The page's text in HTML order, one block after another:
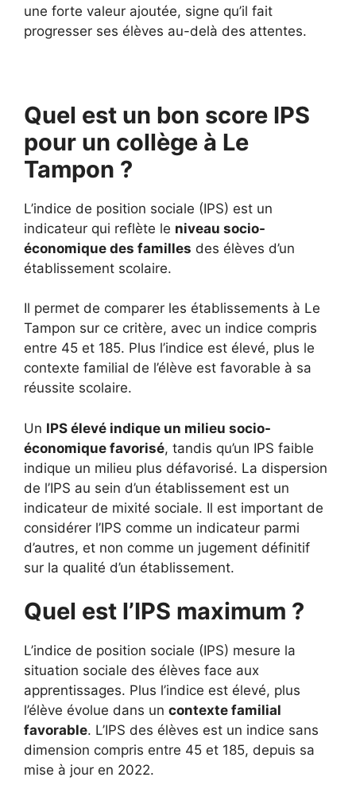
une forte valeur ajoutée, signe qu’il fait
progresser ses élèves au-delà des attentes.
Quel est un bon score IPS
pour un collège à Le
Tampon ?
L’indice de position sociale (IPS) est un
indicateur qui reflète le niveau socio-
économique des familles des élèves d’un
établissement scolaire.
Il permet de comparer les établissements à Le
Tampon sur ce critère, avec un indice compris
entre 45 et 185. Plus l’indice est élevé, plus le
contexte familial de l’élève est favorable à sa
réussite scolaire.
Un IPS élevé indique un milieu socio-
économique favorisé, tandis qu’un IPS faible
indique un milieu plus défavorisé. La dispersion
de l’IPS au sein d’un établissement est un
indicateur de mixité sociale. Il est important de
considérer l’IPS comme un indicateur parmi
d’autres, et non comme un jugement définitif
sur la qualité d’un établissement.
Quel est l’IPS maximum ?
L’indice de position sociale (IPS) mesure la
situation sociale des élèves face aux
apprentissages. Plus l’indice est élevé, plus
l’élève évolue dans un contexte familial
favorable. L’IPS des élèves est un indice sans
dimension compris entre 45 et 185, depuis sa
mise à jour en 2022.